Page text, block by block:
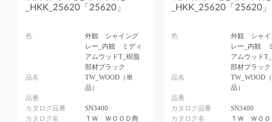
_HKK_25620「25620」
色
外観 シャイング
レー_内観 ミディ
アムウッドT_樹脂
部材ブラック
品名
TW_WOOD（単
品）
品番
カタログ品番
SN3400
カタログ名
ＴＷ ＷＯＯＤ商
_HKK_25620「25620」
色
外観 シャイ
レー_内観
アムウッド
部材ブラック
品名
TW_WOOD
品）
品番
カタログ品番
SN3400
カタログ名
ＴＷ ＷＯＯ